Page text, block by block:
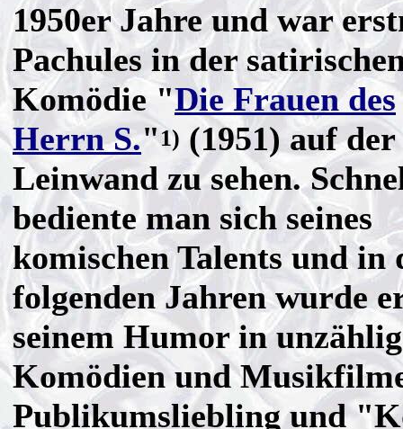
1950er Jahre und war
Pachules in der
Komödie "Die Frauen des
Herrn S."1) (1951) auf der
Leinwand zu sehen.
bediente man sich seines
komischen Talents und in
folgenden Jahren wurde
seinem Humor in
Komödien und
Publikumsliebling und